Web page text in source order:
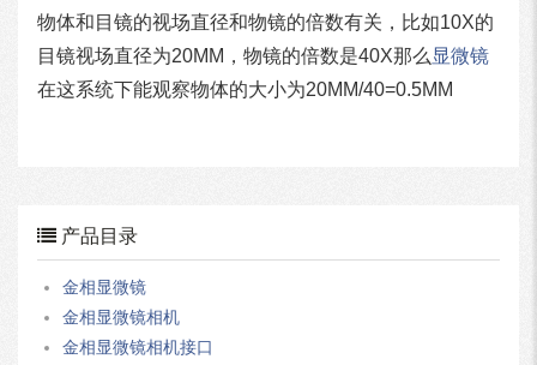
物体和目镜的视场直径和物镜的倍数有关，比如10X的
目镜视场直径为20MM，物镜的倍数是40X那么 显微镜
在这系统下能观察物体的大小为20MM/40=0.5MM
产品目录
金相显微镜
金相显微镜相机
金相显微镜相机接口